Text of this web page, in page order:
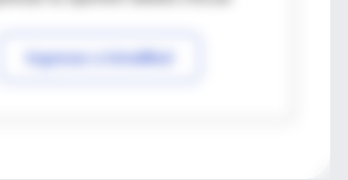
Ingresar a IntraMed